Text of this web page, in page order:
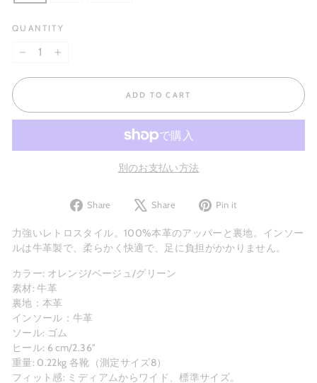
QUANTITY
ADD TO CART
別のお支払い方法
Share
Share
Facebook
Share
Tweet
X
Pin it
Pinterest
力強いレトロスタイル。100%本革のアッパーと裏地。インソー
ルは牛革製で、柔らかく快適で、足に負担がかかりません。
カラー: オレンジ/ベージュ/グリーン
素材: 牛革
裏地：本革
インソール：牛革
ソール: ゴム
ヒール: 6 cm/2.36"
重量: 0.22kg 各靴（測定サイズ8）
フィット感: ミディアムからワイド、標準サイズ。